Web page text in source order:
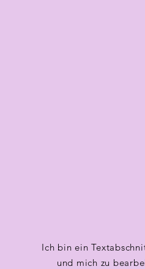
Ich bin ein
und mich zu